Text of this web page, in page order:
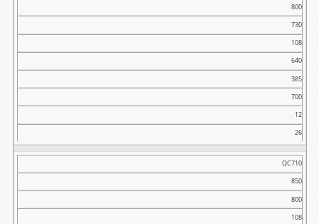
800
730
108
640
385
700
12
26
QC710
850
800
108